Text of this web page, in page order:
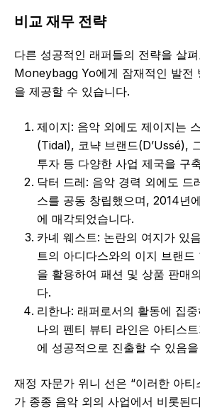
비교 재무 전략
다른 성공적인 래퍼들의 전략을 살
Moneybagg Yo에게 잠재적인 발전
을 제공할 수 있습니다.
제이지: 음악 외에도 제이지는
(Tidal), 코냑 브랜드(D’Ussé),
투자 등 다양한 사업 제국을 구
닥터 드레: 음악 경력 외에도 드
스를 공동 창립했으며, 2014년
에 매각되었습니다.
카녜 웨스트: 논란의 여지가 있
트의 아디다스와의 이지 브랜드
을 활용하여 패션 및 상품 판매
다.
리한나: 래퍼로서의 활동에 집
나의 펜티 뷰티 라인은 아티스
에 성공적으로 진출할 수 있음
재정 자문가 위니 선은 “이러한 아
가 종종 음악 외의 사업에서 비롯된